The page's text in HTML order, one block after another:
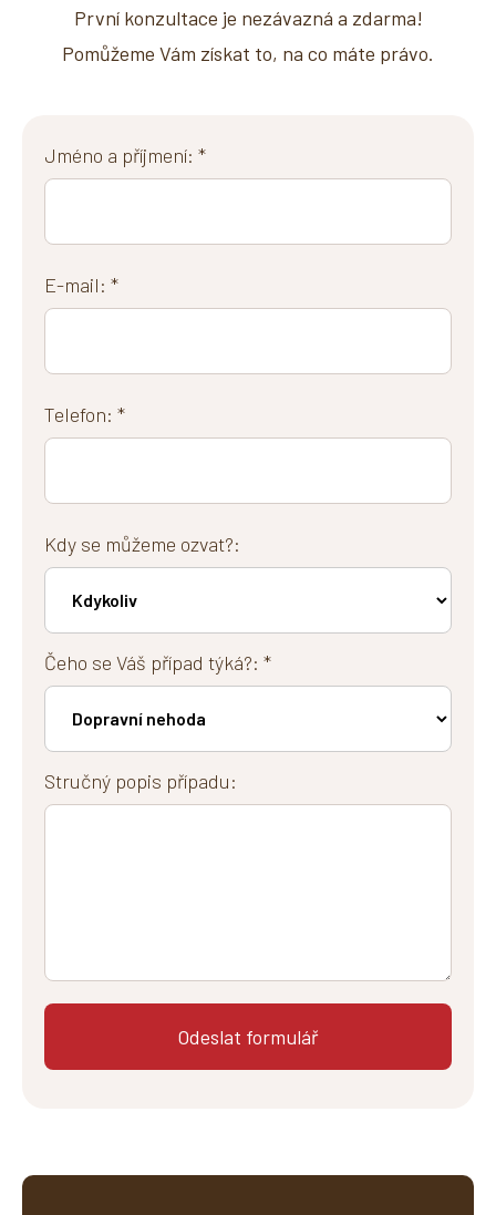
První konzultace je nezávazná a zdarma!
Pomůžeme Vám získat to, na co máte právo.
Jméno a příjmení: *
E-mail: *
Telefon: *
Kdy se můžeme ozvat?:
Čeho se Váš případ týká?: *
Stručný popis případu: